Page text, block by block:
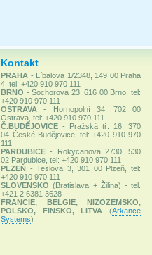
Kontakt
PRAHA - Líbalova 1/2348, 149 00 Praha
4, tel: +420 910 970 111
BRNO - Sochorova 23, 616 00 Brno, tel:
+420 910 970 111
OSTRAVA
- Hornopolní 34, 702 00
Ostrava, tel: +420 910 970 111
Č.BUDĚJOVICE - Pražská tř. 16, 370
04 České Budějovice, tel: +420 910 970
111
PARDUBICE - Rokycanova 2730, 530
02 Pardubice, tel: +420 910 970 111
PLZEŇ - Teslova 3, 301 00 Plzeň, tel:
+420 910 970 111
SLOVENSKO (Bratislava + Žilina) - tel.
+421 2 6381 3628
FRANCIE, BELGIE, NIZOZEMSKO,
POLSKO, FINSKO, LITVA
(Arkance
Systems)